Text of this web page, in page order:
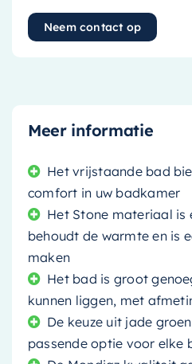
Neem contact op
Meer informatie
Het vrijstaande bad
comfort in uw badkamer
Het Stone materiaal is
behoudt de warmte en is
maken
Het bad is groot
kunnen liggen, met
De keuze uit jade
passende optie voor elke